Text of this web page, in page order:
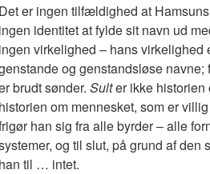
Det er ingen tilfældighed at
ingen identitet at fylde sit navn ud
ingen virkelighed – hans virkelighed
og genstandsløse
brudt sønder. Sulter ikke historien
historien om mennesket, som er
han sig fra alle byrder – alle
og til slut, på grund af den
han til … intet.